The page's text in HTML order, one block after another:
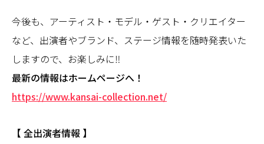
今後も、アーティスト・モデル・ゲスト・クリエイター
など、出演者やブランド、ステージ情報を随時発表いた
しますので、お楽しみに‼︎
最新の情報はホームページへ！
https://www.kansai-collection.net/
【 全出演者情報 】